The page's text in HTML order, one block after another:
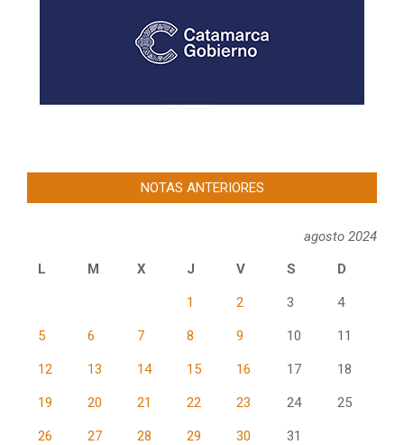
NOTAS ANTERIORES
agosto 2024
L
M X J V S D
1 2 3 4
5 6 7 8 9 10 11
12 13 14 15 16 17 18
19 20 21 22 23 24 25
26 27 28 29 30 31